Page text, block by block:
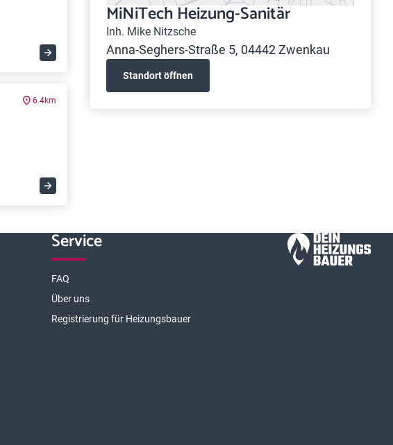
6.4km
MiNiTech Heizung-Sanitär
Inh. Mike Nitzsche
Anna-Seghers-Straße 5, 04442 Zwenkau
Standort öffnen
Service
FAQ
Über uns
Registrierung für Heizungsbauer